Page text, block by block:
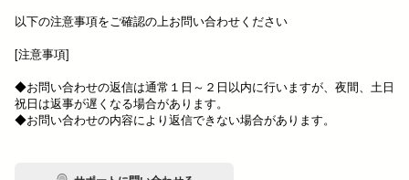
以下の注意事項をご確認の上お問い合わせください
[注意事項]
◆お問い合わせの返信は通常１日～２日以内に行いますが、夜間、土日
祝日は返事が遅くなる場合があります。
◆お問い合わせの内容により返信できない場合があります。